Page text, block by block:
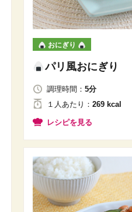
おにぎり
パリ風おにぎり
調理時間： 5分
１人あたり ： 269 kcal
レシピを見る